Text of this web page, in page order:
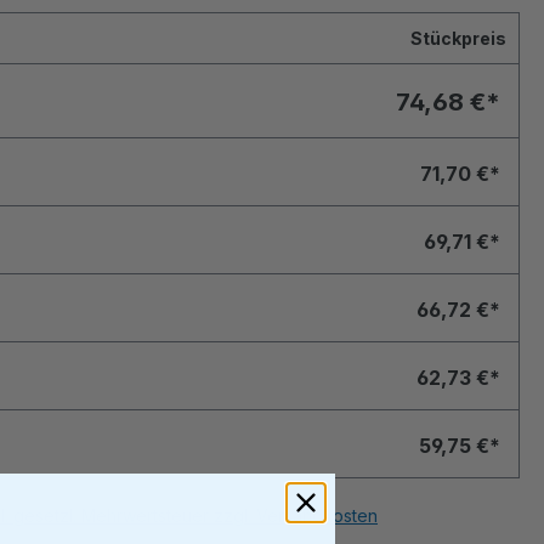
Stückpreis
74,68 €*
71,70 €*
69,71 €*
66,72 €*
62,73 €*
59,75 €*
gesetzl. Mehrwertsteuer zzgl. Versandkosten